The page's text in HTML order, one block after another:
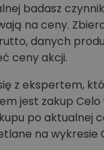
badasz
na ceny.
danych
ceny akcji.
z ekspertem,
jest zakup
po aktualnej
na wykresie